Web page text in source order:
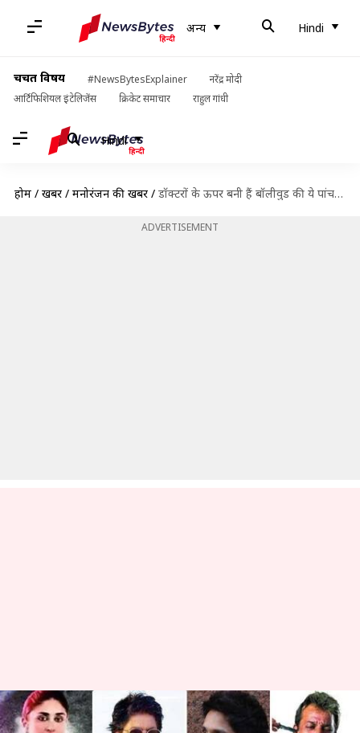
अन्य Hindi
चर्चित विषय #NewsBytesExplainer
नरेंद्र मोदी
आर्टिफिशियल इंटेलिजेंस
क्रिकेट समाचार राहुल गांधी
Hindi
होम / खबरें / मनोरंजन की खबरें / डॉक्टरों के ऊपर बनी हैं बॉलीवुड की ये पांच बेहतरीन फिल्में
ADVERTISEMENT
डॉक्टरों के ऊपर बनी हैं बॉलीवुड की